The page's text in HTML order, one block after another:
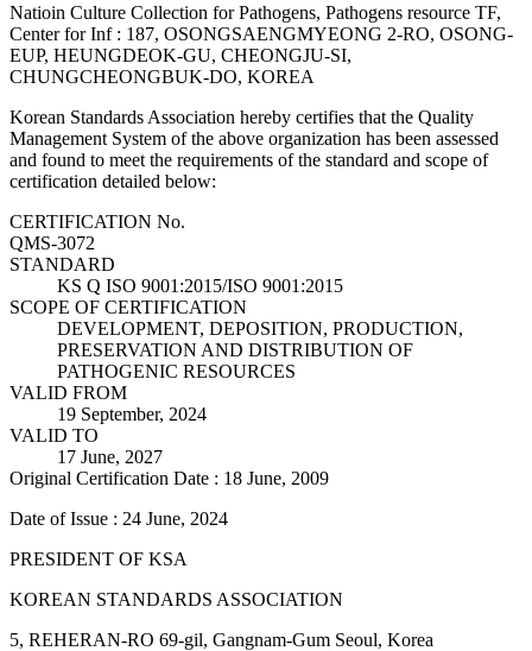
Natioin Culture Collection for Pathogens, Pathogens resource TF,
Center for Inf : 187, OSONGSAENGMYEONG 2-RO, OSONG-
EUP, HEUNGDEOK-GU, CHEONGJU-SI,
CHUNGCHEONGBUK-DO, KOREA
Korean Standards Association hereby certifies that the Quality
Management System of the above organization has been assessed
and found to meet the requirements of the standard and scope of
certification detailed below:
CERTIFICATION No.
QMS-3072
STANDARD
KS Q ISO 9001:2015/ISO 9001:2015
SCOPE OF CERTIFICATION
DEVELOPMENT, DEPOSITION, PRODUCTION,
PRESERVATION AND DISTRIBUTION OF
PATHOGENIC RESOURCES
VALID FROM
19 September, 2024
VALID TO
17 June, 2027
Original Certification Date : 18 June, 2009
Date of Issue : 24 June, 2024
PRESIDENT OF KSA
KOREAN STANDARDS ASSOCIATION
5, REHERAN-RO 69-gil, Gangnam-Gum Seoul, Korea